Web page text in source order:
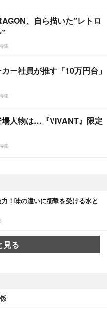
、自ら描いた”レトロ
集
カー社員が推す「10万円台」
集
場人物は…『VIVANT』限定
集
！味の違いに衝撃を受ける水と
見る